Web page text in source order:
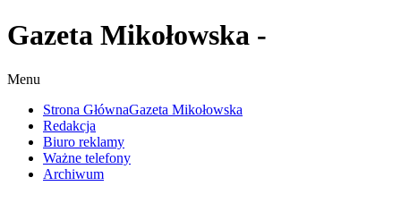
Gazeta Mikołowska -
Menu
Strona GłównaGazeta Mikołowska
Redakcja
Biuro reklamy
Ważne telefony
Archiwum